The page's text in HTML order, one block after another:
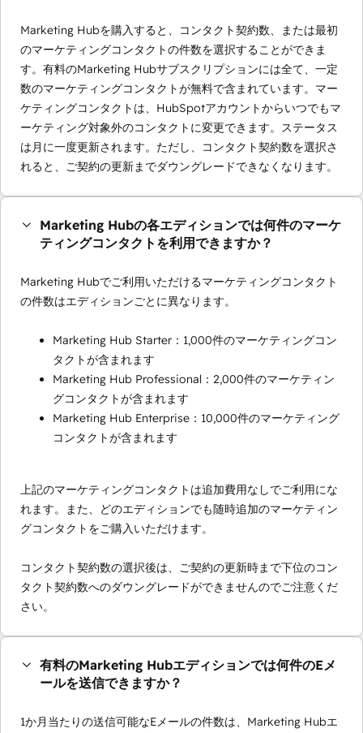
Marketing Hubを購入すると、コンタクト契約数、または最初
のマーケティングコンタクトの件数を選択することができま
す。有料のMarketing Hubサブスクリプションには全て、一定
数のマーケティングコンタクトが無料で含まれています。マー
ケティングコンタクトは、HubSpotアカウントからいつでもマ
ーケティング対象外のコンタクトに変更できます。ステータス
は月に一度更新されます。ただし、コンタクト契約数を選択さ
れると、ご契約の更新までダウングレードできなくなります。
Marketing Hubの各エディションでは何件のマーケ
ティングコンタクトを利用できますか？
Marketing Hubでご利用いただけるマーケティングコンタクト
の件数はエディションごとに異なります。
Marketing Hub Starter：1,000件のマーケティングコン
タクトが含まれます
Marketing Hub Professional：2,000件のマーケティン
グコンタクトが含まれます
Marketing Hub Enterprise：10,000件のマーケティング
コンタクトが含まれます
上記のマーケティングコンタクトは追加費用なしでご利用にな
れます。また、どのエディションでも随時追加のマーケティン
グコンタクトをご購入いただけます。
コンタクト契約数の選択後は、ご契約の更新時まで下位のコン
タクト契約数へのダウングレードができませんのでご注意くだ
さい。
有料のMarketing Hubエディションでは何件のEメ
ールを送信できますか？
1か月当たりの送信可能なEメールの件数は、Marketing Hubエ